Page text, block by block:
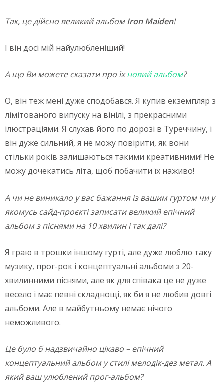
Так, це дійсно великий альбомIronMaiden!
І він досі мій найулюбленіший!
А що Ви можете сказати про їхновий альбом?
О, він теж мені дуже сподобався. Я купив екземпляр з
лімітованого випуску на вінілі, з прекрасними
ілюстраціями. Я слухав його по дорозі в Туреччину, і
він дуже сильний, я не можу повірити, як вони
стільки років залишаються такими креативними! Не
можу дочекатись літа, щоб побачити їх наживо!
А чи не виникало у вас бажання із вашим гуртом чи у
якомусь сайд-проєкті записати великий епічний
альбом з піснями на 10 хвилин і так далі?
Я граю в трошки іншому гурті, але дуже люблю таку
музику, прог-рок і концептуальні альбоми з 20-
хвилинними піснями, але як для співака це не дуже
весело і має певні складнощі, як би я не любив довгі
альбоми. Але в майбутньому немає нічого
неможливого.
Це було б надзвичайно цікаво – епічний
концептуальний альбом у стилі мелодік-дез метал. А
який ваш улюблений прог-альбом?